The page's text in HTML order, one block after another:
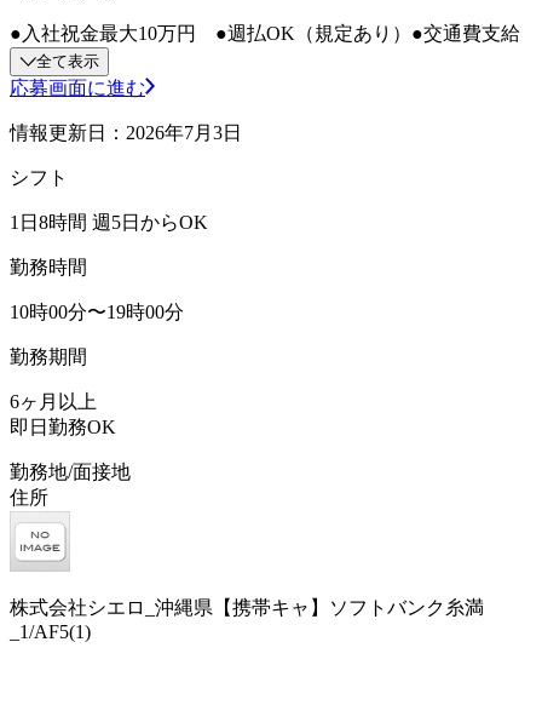
●入社祝金最大10万円 ●週払OK（規定あり）●交通費支給
全て表示
応募画面に進む
情報更新日：2026年7月3日
シフト
1日8時間 週5日からOK
勤務時間
10時00分〜19時00分
勤務期間
6ヶ月以上
即日勤務OK
勤務地/面接地
住所
株式会社シエロ_沖縄県【携帯キャ】ソフトバンク糸満
_1/AF5(1)